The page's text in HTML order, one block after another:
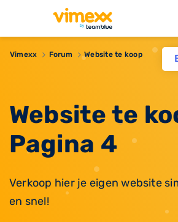
Vimexx Forum Website te koop
Website te
Pagina 4
Verkoop hier je eigen website
en snel!